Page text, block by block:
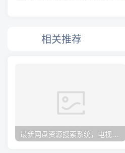
相关推荐
最新网盘资源搜索系统，电视直播，Alist聚合播放